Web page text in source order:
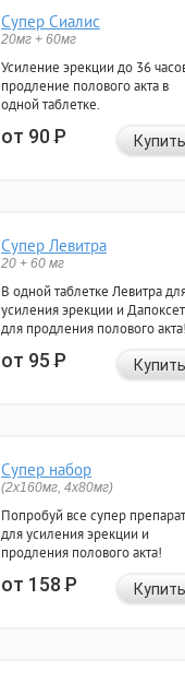
Супер Сиалис
20мг + 60мг
Усиление эрекции до 36
продление полового акта в
одной таблетке.
от 90Р Купить
Супер Левитра
20 + 60 мг
В одной таблетке Левитра
усиления эрекции и
для продления полового акта!
от 95Р Купить
Супер набор
(2х160мг, 4х80мг)
Попробуй все супер
для усиления эрекции и
продления полового акта!
от 158Р Купить